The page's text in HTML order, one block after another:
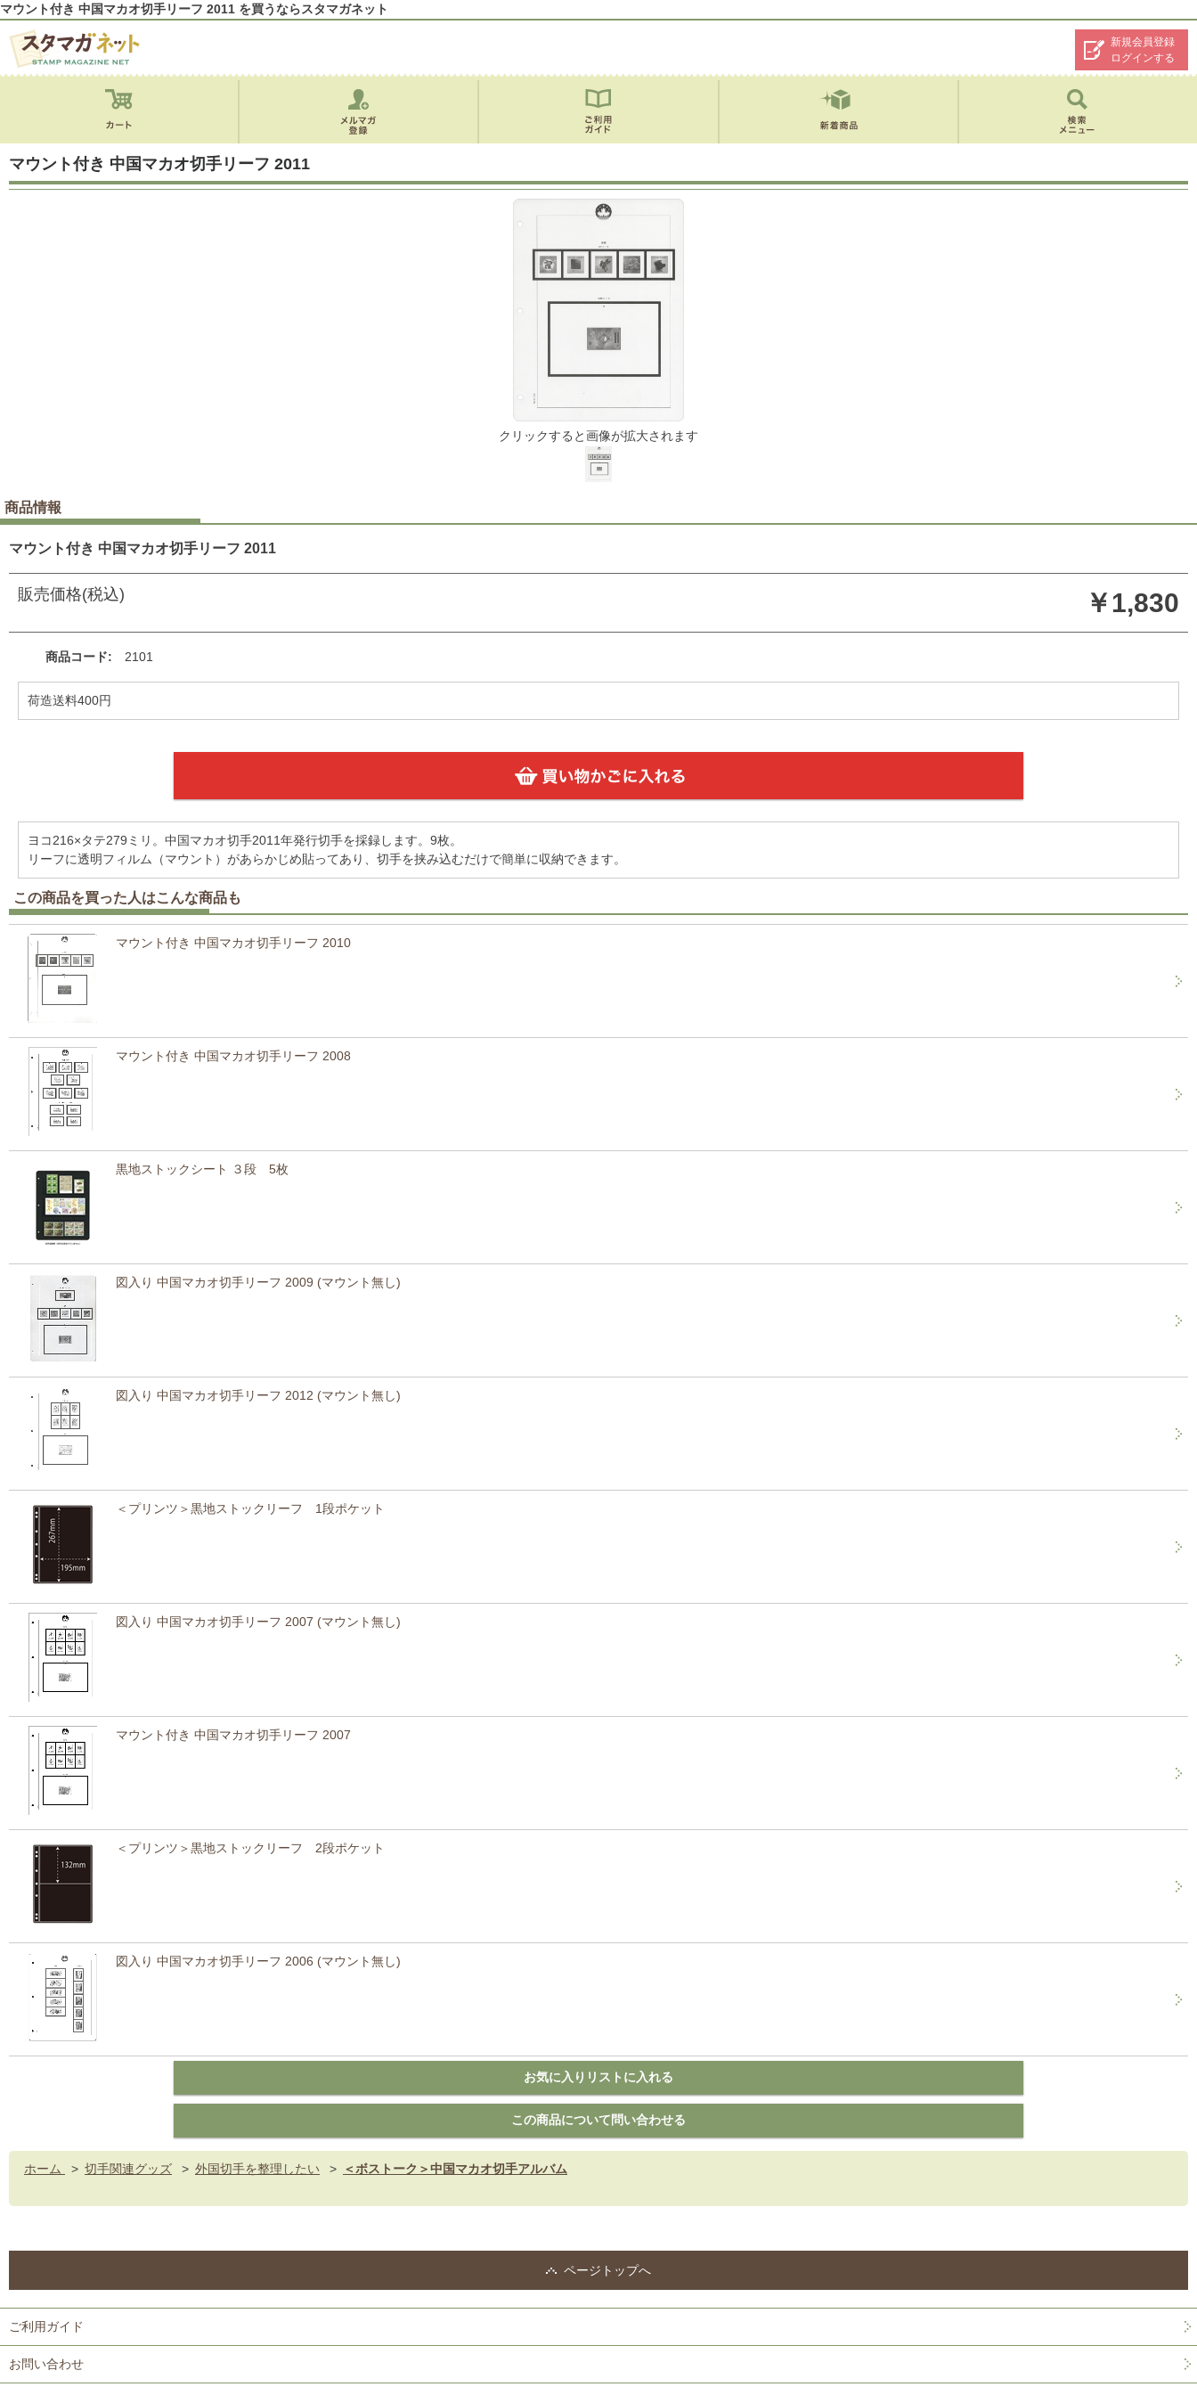
マウント付き 中国マカオ切手リーフ 2011 を買うならスタマガネット
新規会員登録
ログインする
マウント付き 中国マカオ切手リーフ 2011
クリックすると画像が拡大されます
商品情報
マウント付き 中国マカオ切手リーフ 2011
販売価格(税込) ￥1,830
商品コード 2101
荷造送料400円
ヨコ216×タテ279ミリ。中国マカオ切手2011年発行切手を採録します。9枚。
リーフに透明フィルム（マウント）があらかじめ貼ってあり、切手を挟み込むだけで簡単に収納できます。
この商品を買った人はこんな商品も
マウント付き 中国マカオ切手リーフ 2010
マウント付き 中国マカオ切手リーフ 2008
黒地ストックシート ３段 5枚
図入り 中国マカオ切手リーフ 2009 (マウント無し)
図入り 中国マカオ切手リーフ 2012 (マウント無し)
＜プリンツ＞黒地ストックリーフ 1段ポケット
図入り 中国マカオ切手リーフ 2007 (マウント無し)
マウント付き 中国マカオ切手リーフ 2007
＜プリンツ＞黒地ストックリーフ 2段ポケット
図入り 中国マカオ切手リーフ 2006 (マウント無し)
ホーム > 切手関連グッズ > 外国切手を整理したい > ＜ボストーク＞中国マカオ切手アルバム
ページトップへ
ご利用ガイド
お問い合わせ